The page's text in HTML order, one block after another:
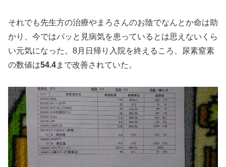
それでも先生方の治療やまろさんのお陰でなんとか命は助
かり、今ではパッと見病気を患っているとは思えないくら
い元気になった。8月日帰り入院を終えるころ、尿素窒素
の数値は54.4まで改善されていた。